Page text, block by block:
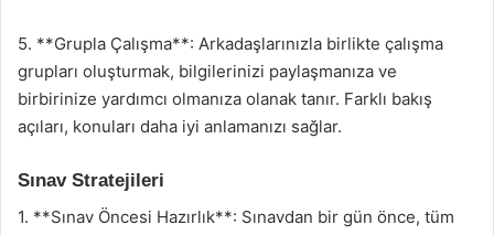
5. **Grupla Çalışma**: Arkadaşlarınızla birlikte çalışma
grupları oluşturmak, bilgilerinizi paylaşmanıza ve
birbirinize yardımcı olmanıza olanak tanır. Farklı bakış
açıları, konuları daha iyi anlamanızı sağlar.
Sınav Stratejileri
1. **Sınav Öncesi Hazırlık**: Sınavdan bir gün önce, tüm